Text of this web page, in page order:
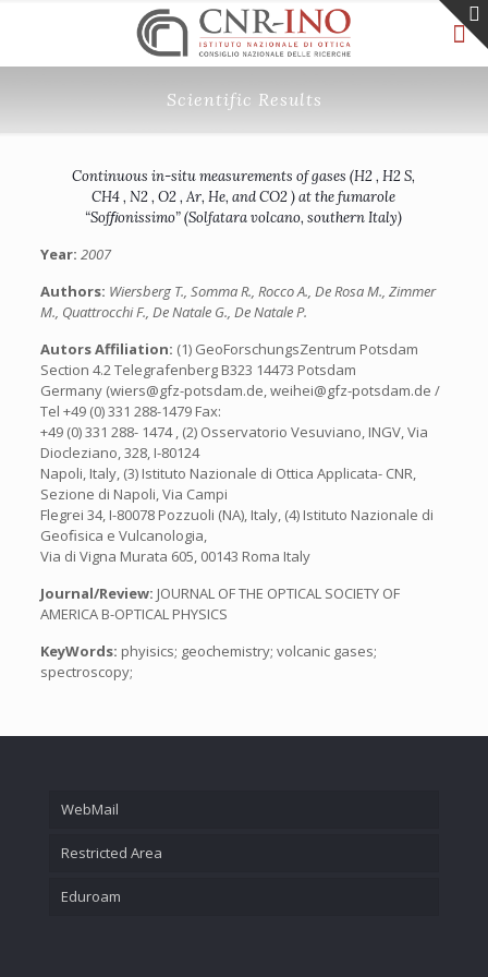
Scientific Results
Continuous in-situ measurements of gases (H2 , H2 S,
CH4 , N2 , O2 , Ar, He, and CO2 ) at the fumarole
“Sofﬁonissimo” (Solfatara volcano, southern Italy)
Year: 2007
Authors: Wiersberg T., Somma R., Rocco A., De Rosa M., Zimmer
M., Quattrocchi F., De Natale G., De Natale P.
Autors Affiliation: (1) GeoForschungsZentrum Potsdam
Section 4.2 Telegrafenberg B323 14473 Potsdam
Germany (wiers@gfz-potsdam.de, weihei@gfz-potsdam.de /
Tel +49 (0) 331 288-1479 Fax:
+49 (0) 331 288- 1474 , (2) Osservatorio Vesuviano, INGV, Via
Diocleziano, 328, I-80124
Napoli, Italy, (3) Istituto Nazionale di Ottica Applicata- CNR,
Sezione di Napoli, Via Campi
Flegrei 34, I-80078 Pozzuoli (NA), Italy, (4) Istituto Nazionale di
Geoﬁsica e Vulcanologia,
Via di Vigna Murata 605, 00143 Roma Italy
Journal/Review: JOURNAL OF THE OPTICAL SOCIETY OF
AMERICA B-OPTICAL PHYSICS
KeyWords: phyisics; geochemistry; volcanic gases;
spectroscopy;
WebMail
Restricted Area
Eduroam